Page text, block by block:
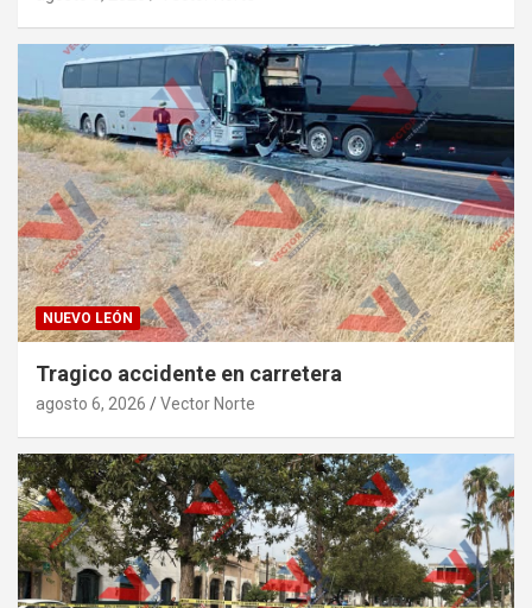
NUEVO LEÓN
Tragico accidente en carretera
agosto 6, 2026 Vector Norte